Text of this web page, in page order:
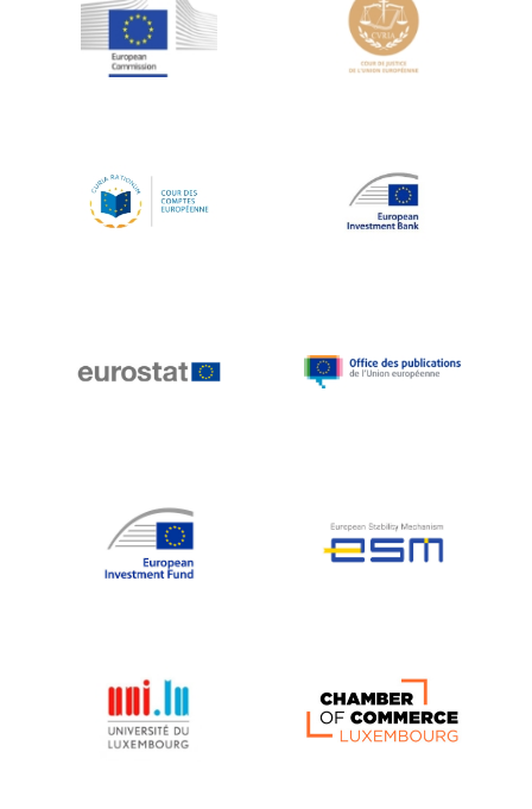
Jean-Louis Schiltz
Jean-Victor Louis
Johnny Åkerholm
Katharien L.C. Hunt
Klaus-Heiner Lehne
Koen LENAERTS
Lars Heikensten
Lucas Papademos
Máire Geoghegan-Quinn